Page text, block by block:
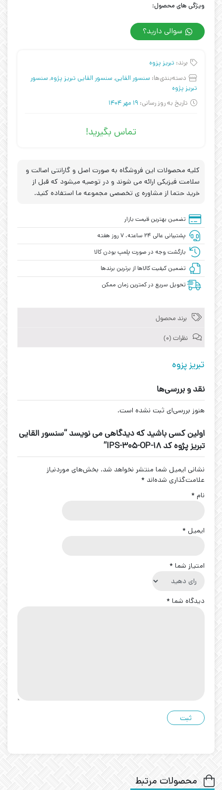
ویژگی های محصول:
سوالی دارید؟
برند: تبریز پزوه
دسته‌بندی‌ها: سنسور القایی, سنسور القایی تبریز پژوه, سنسور
تبریز پژوه
تاریخ به روز رسانی: 19 مهر 1404
تماس بگیرید!
کلیه محصولات این فروشگاه به صورت اصل و گارانتی اصالت و
سلامت فیزیکی ارائه می شوند و در توصیه میشود که قبل از
خرید حتما از مشاوره ی تخصصی مجموعه ما استفاده کنید.
تضمین بهترین قیمت بازار
پشتیبانی عالی ۲۴ ساعته، ۷ روز هفته
بازگشت وجه در صورت پلمپ بودن کالا
تضمین کیفیت کالاها از برترین برندها
تحویل سریع در کمترین زمان ممکن
برند محصول
نظرات (0)
تبریز پزوه
نقد و بررسی‌ها
هنوز بررسی‌ای ثبت نشده است.
اولین کسی باشید که دیدگاهی می نویسد “سنسور القایی
تبریز پژوه کد IPS-305-OP-18”
نشانی ایمیل شما منتشر نخواهد شد. بخش‌های موردنیاز
علامت‌گذاری شده‌اند *
نام *
ایمیل *
امتیاز شما *
دیدگاه شما *
محصولات مرتبط